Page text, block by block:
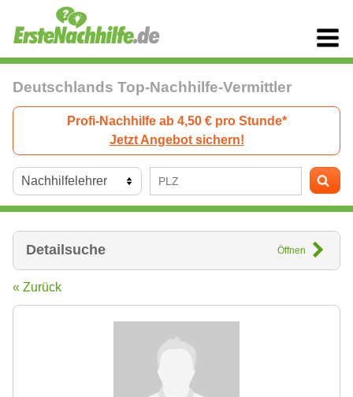
Deutschlands Top-Nachhilfe-Vermittler
Profi-Nachhilfe ab 4,50 € pro Stunde*
Jetzt Angebot sichern!
Detailsuche Öffnen
« Zurück